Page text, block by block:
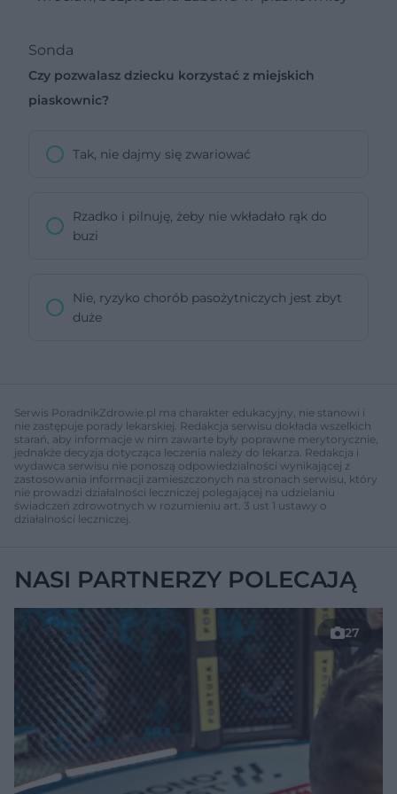
Sonda
Czy pozwalasz dziecku korzystać z miejskich
piaskownic?
Tak, nie dajmy się zwariować
Rzadko i pilnuję, żeby nie wkładało rąk do
buzi
Nie, ryzyko chorób pasożytniczych jest zbyt
duże
Serwis PoradnikZdrowie.pl ma charakter edukacyjny, nie stanowi i
nie zastępuje porady lekarskiej. Redakcja serwisu dokłada wszelkich
starań, aby informacje w nim zawarte były poprawne merytorycznie,
jednakże decyzja dotycząca leczenia należy do lekarza. Redakcja i
wydawca serwisu nie ponoszą odpowiedzialności wynikającej z
zastosowania informacji zamieszczonych na stronach serwisu, który
nie prowadzi działalności leczniczej polegającej na udzielaniu
świadczeń zdrowotnych w rozumieniu art. 3 ust 1 ustawy o
działalności leczniczej.
NASI PARTNERZY POLECAJĄ
27